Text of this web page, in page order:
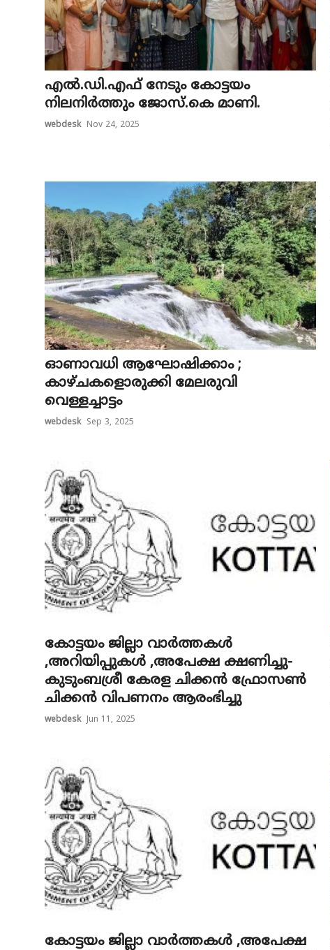
എൽ.ഡി.എഫ് നേടും കോട്ടയം
നിലനിർത്തും ജോസ്.കെ മാണി.
webdesk Nov 24, 2025
ഓണാവധി ആഘോഷിക്കാം ;
കാഴ്ചകളൊരുക്കി മേലരുവി
വെള്ളച്ചാട്ടം
webdesk Sep 3, 2025
കോട്ടയം ജില്ലാ വാർത്തകൾ
,അറിയിപ്പുകൾ ,അപേക്ഷ ക്ഷണിച്ചു-
കുടുംബശ്രീ കേരള ചിക്കന്‍ ഫ്രോസണ്‍
ചിക്കന്‍ വിപണനം ആരംഭിച്ചു
webdesk Jun 11, 2025
കോട്ടയം ജില്ലാ വാർത്തകൾ ,അപേക്ഷ